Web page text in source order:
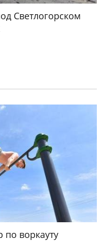
Светлогорском
по воркауту